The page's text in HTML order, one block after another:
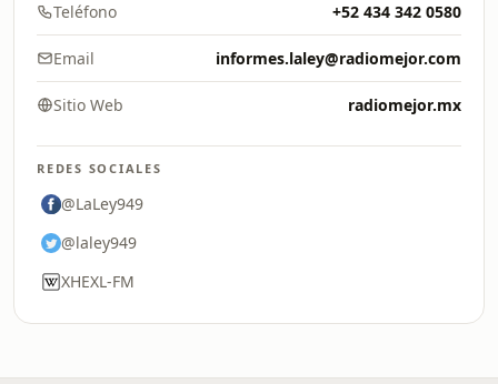
Teléfono +52 434 342 0580
Email informes.laley@radiomejor.com
Sitio Web radiomejor.mx
REDES SOCIALES
@LaLey949
@laley949
XHEXL-FM